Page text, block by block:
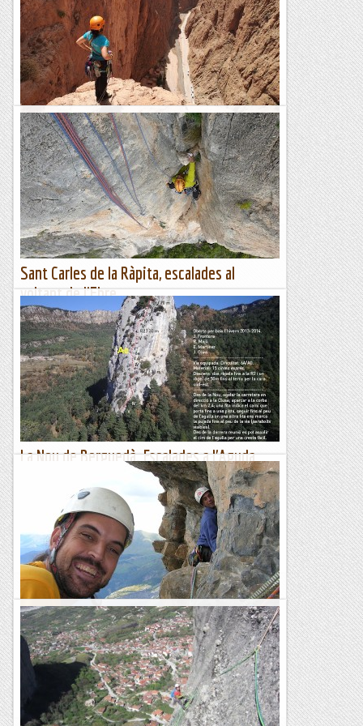
equipats, vols de dron i dues petites escalades, en una
sortida...
Blog de muntanya
**** Todra (Marroc), escalades roges
Dies plens, desert i roca, 20 - 25 de maig de 2019 L’escalada
m’ofereix un espai de llibertat que abasta territoris molt
amples, a vegades tan sols són somiats i...
Benvinguts al Paradís
Sant Carles de la Ràpita, escalades al
voltant de l'Ebre
No és cap misteri que el Delta té un clima especialment
favorable a l'hivern que el protegeix de nombroses
perturbacions del nord, privilegi i condemna alhora.Lu
Ferran,...
Ganxets
La Nou de Berguedà. Escalades a l'Aguda
Gran i a l'Aguda Petita
Ressenya original amb l'apreciació personal del Ae de la
segona tirada. A la 3a. tirada hi he deixat el V+ però si es
segueix la línia d'assegurances el grau és més alt (es...
Sisbemessanapren
Ordesa, escalades amb majúscules!!
El temps passa però hi ha records que resten molt vius en la
nostre memòria. La primera vegada que vaig escalar el Tozal
del Mallo n'és un d'aquests. Tenia aquesta paret...
Vilaplain